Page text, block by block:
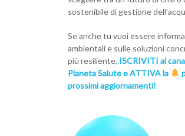
sostenibile di gestione
Se anche tu vuoi essere
ambientali e sulle soluzioni
più resiliente, ISCRIVITI al
Pianeta Salute e ATTIVA la
prossimi aggiornamenti!